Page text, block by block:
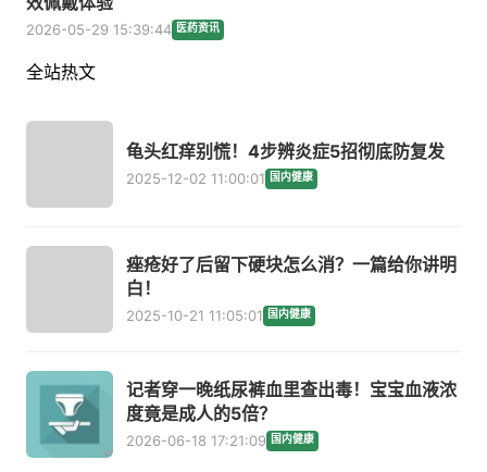
2026-05-29 15:39:44 医药资讯
全站热文
龟头红痒别慌！4步辨炎症5招彻底防复发
2025-12-02 11:00:01 国内健康
痤疮好了后留下硬块怎么消？一篇给你讲明
白！
2025-10-21 11:05:01 国内健康
记者穿一晚纸尿裤血里查出毒！宝宝血液浓
度竟是成人的5倍？
2026-06-18 17:21:09 国内健康